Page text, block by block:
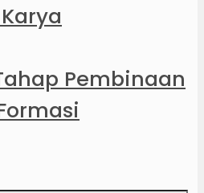
Pembinaan